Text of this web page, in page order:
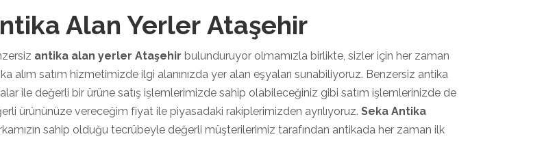
Alan Yerler Ataşehir
antika alan yerler Ataşehir bulunduruyor olmamızla birlikte, sizler için her zaman
alım satım hizmetimizde ilgi alanınızda yer alan eşyaları sunabiliyoruz. Benzersiz antika
ile değerli bir ürüne satış işlemlerimizde sahip olabileceğiniz gibi satım işlemlerinizde de
ürününüze vereceğim fiyat ile piyasadaki rakiplerimizden ayrılıyoruz. Seka Antika
sahip olduğu tecrübeyle değerli müşterilerimiz tarafından antikada her zaman ilk